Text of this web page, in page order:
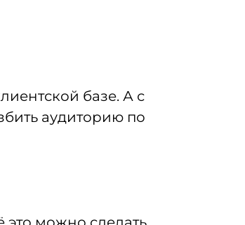
базе. А с
аудиторию по